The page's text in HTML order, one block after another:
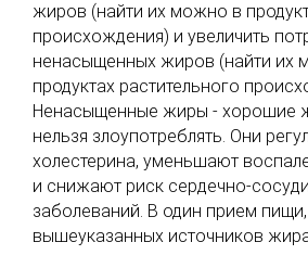
жиров (найти их можно в
происхождения) и увеличить
ненасыщенных жиров (найти их
продуктах растительного
Ненасыщенные жиры - хорошие
нельзя злоупотреблять. Они
холестерина, уменьшают
и снижают риск сердечно-
заболеваний. В один прием
вышеуказанных источников